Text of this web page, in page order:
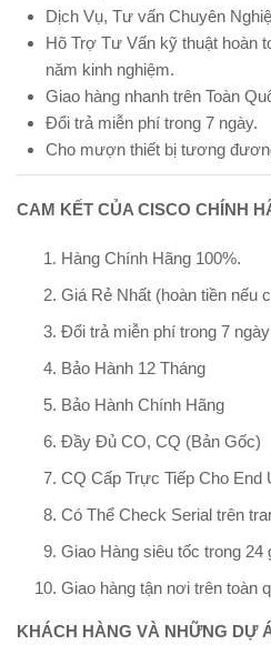
Dịch Vụ, Tư vấn Chuyên
Hõ Trợ Tư Vấn kỹ thuật hoàn
năm kinh nghiệm.
Giao hàng nhanh trên Toàn
Đổi trả miễn phí trong 7 ngày.
Cho mượn thiết bị tương
CAM KẾT CỦA CISCO CHÍNH
Hàng Chính Hãng 100%.
Giá Rẻ Nhất (hoàn tiền nếu
Đổi trả miễn phí trong 7 ngày
Bảo Hành 12 Tháng
Bảo Hành Chính Hãng
Đầy Đủ CO, CQ (Bản Gốc)
CQ Cấp Trực Tiếp Cho End
Có Thể Check Serial trên
Giao Hàng siêu tốc trong 24
Giao hàng tận nơi trên toàn
KHÁCH HÀNG VÀ NHỮNG DỰ